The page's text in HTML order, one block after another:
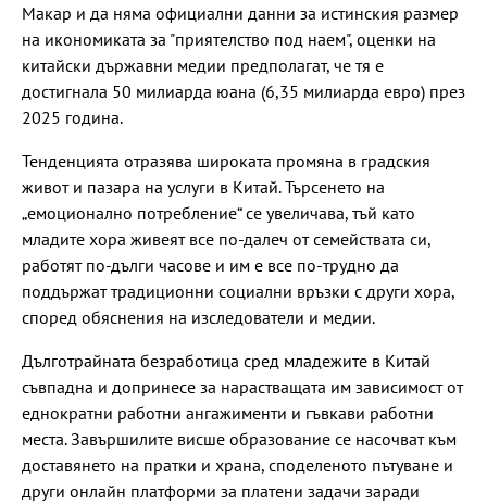
Макар и да няма официални данни за истинския размер
на икономиката за "приятелство под наем", оценки на
китайски държавни медии предполагат, че тя е
достигнала 50 милиарда юана (6,35 милиарда евро) през
2025 година.
Тенденцията отразява широката промяна в градския
живот и пазара на услуги в Китай. Търсенето на
„емоционално потребление“ се увеличава, тъй като
младите хора живеят все по-далеч от семействата си,
работят по-дълги часове и им е все по-трудно да
поддържат традиционни социални връзки с други хора,
според обяснения на изследователи и медии.
Дълготрайната безработица сред младежите в Китай
съвпадна и допринесе за нарастващата им зависимост от
еднократни работни ангажименти и гъвкави работни
места. Завършилите висше образование се насочват към
доставянето на пратки и храна, споделеното пътуване и
други онлайн платформи за платени задачи заради